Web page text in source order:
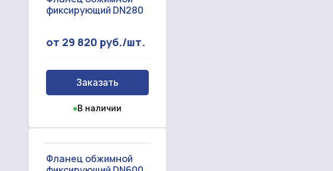
фиксирующий DN280
от 29 820 руб./шт.
Заказать
●В наличии
Фланец обжимной